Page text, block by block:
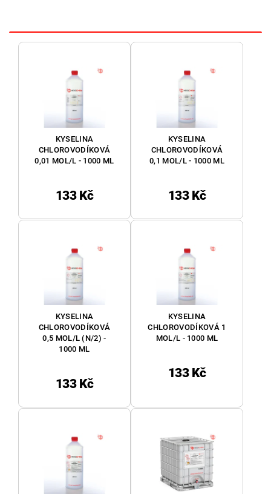
KYSELINA
CHLOROVODÍKOVÁ
0,01 MOL/L - 1000 ML
133 Kč
KYSELINA
CHLOROVODÍKOVÁ
0,1 MOL/L - 1000 ML
133 Kč
KYSELINA
CHLOROVODÍKOVÁ
0,5 MOL/L (N/2) -
1000 ML
133 Kč
KYSELINA
CHLOROVODÍKOVÁ 1
MOL/L - 1000 ML
133 Kč